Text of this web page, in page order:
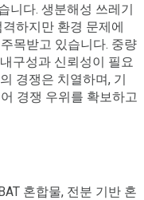
니다. 생분해성 쓰레기
하지만 환경 문제에
목받고 있습니다. 중량
구성과 신뢰성이 필요
경쟁은 치열하며, 기
경쟁 우위를 확보하고
혼합물, 전분 기반 혼